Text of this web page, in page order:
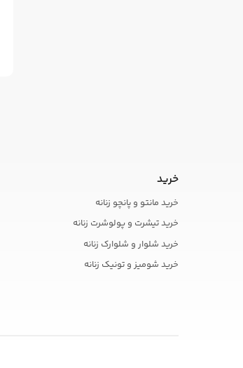
خرید
خرید مانتو و پانچو زنانه
خرید تیشرت و پولوشرت زنانه
خرید شلوار و شلوارک زنانه
خرید شومیز و تونیک زنانه